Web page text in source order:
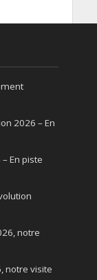
2026 – En
En piste
notre
notre visite